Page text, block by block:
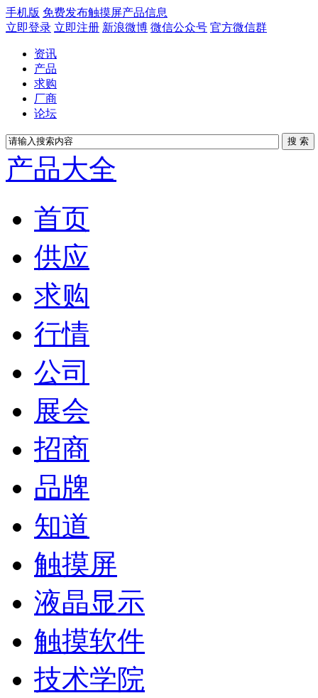
手机版 免费发布触摸屏产品信息
立即登录 立即注册 新浪微博 微信公众号 官方微信群
资讯
产品
求购
厂商
论坛
产品大全
首页
供应
求购
行情
公司
展会
招商
品牌
知道
触摸屏
液晶显示
触摸软件
技术学院